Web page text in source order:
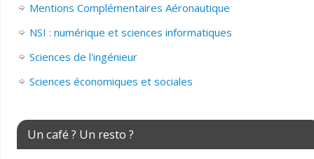
Mentions Complémentaires Aéronautique
NSI : numérique et sciences informatiques
Sciences de l'ingénieur
Sciences économiques et sociales
Un café ? Un resto ?